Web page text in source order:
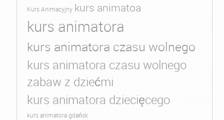
Kurs Animacyjny kurs animatoa
kurs animatora
kurs animatora czasu wolnego
kurs animatora czasu wolnego
zabaw z dziećmi
kurs animatora dziecięcego
kurs animatora gdańsk